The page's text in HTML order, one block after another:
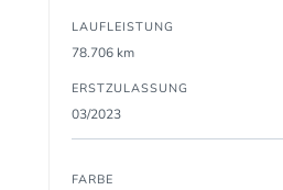
LAUFLEISTUNG
78.706 km
ERSTZULASSUNG
03/2023
FARBE